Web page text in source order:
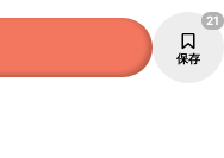
保存
21